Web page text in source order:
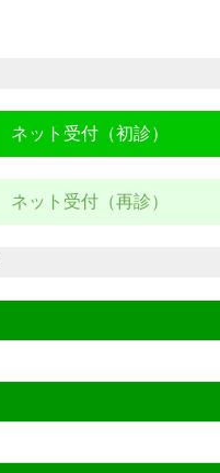
ネット受付（初診）
ネット受付（再診）